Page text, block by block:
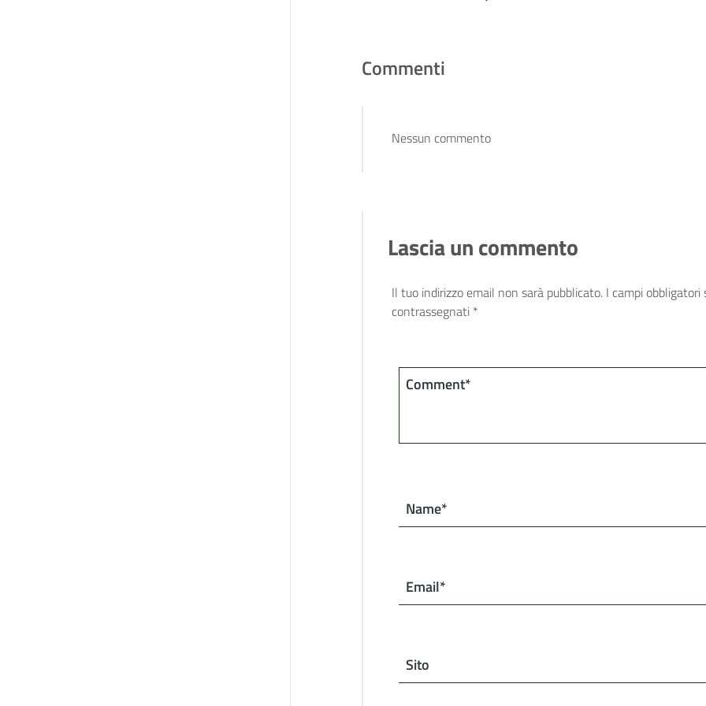
Commenti
Nessun commento
Lascia un commento
Il tuo indirizzo email non sarà pubblicato. I campi obbligatori
contrassegnati *
Comment*
Name*
Email*
Sito